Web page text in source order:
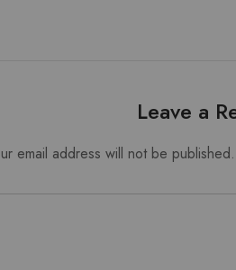
Leave a
email address will not be published.